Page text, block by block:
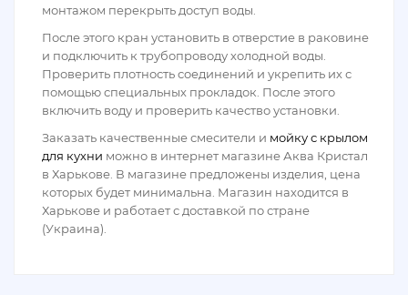
монтажом перекрыть доступ воды.
После этого кран установить в отверстие в раковине
и подключить к трубопроводу холодной воды.
Проверить плотность соединений и укрепить их с
помощью специальных прокладок. После этого
включить воду и проверить качество установки.
Заказать качественные смесители и мойку с крылом
для кухни можно в интернет магазине Аква Кристал
в Харькове. В магазине предложены изделия, цена
которых будет минимальна. Магазин находится в
Харькове и работает с доставкой по стране
(Украина).